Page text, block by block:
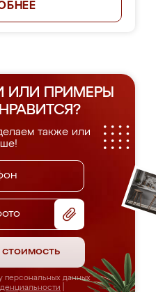
ИЛИ ПРИМЕРЫ
также или
стоимость
персональных данных